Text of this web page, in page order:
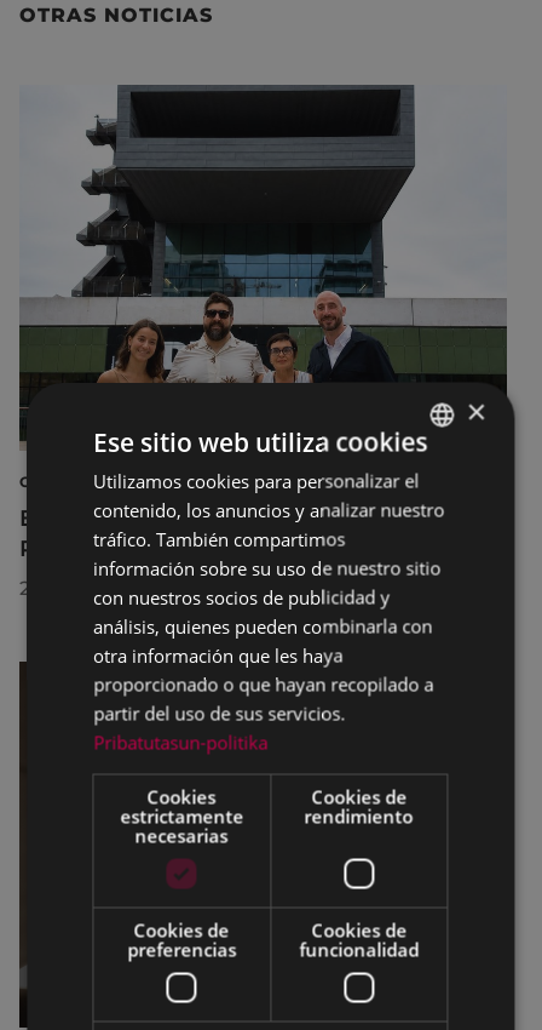
OTRAS NOTICIAS
CULTURA
El Museo de la Industria Armera recibe el
Premio Delta Cultura a la Trayectoria 2026
23/07/2026
BASQUE
SPANISH
×
Ese sitio web utiliza cookies
Utilizamos cookies para personalizar el
contenido, los anuncios y analizar nuestro
tráfico. También compartimos
información sobre su uso de nuestro sitio
con nuestros socios de publicidad y
análisis, quienes pueden combinarla con
otra información que les haya
proporcionado o que hayan recopilado a
partir del uso de sus servicios.
Pribatutasun-politika
Cookies
estrictamente
necesarias
Cookies de
rendimiento
Cookies de
preferencias
Cookies de
funcionalidad